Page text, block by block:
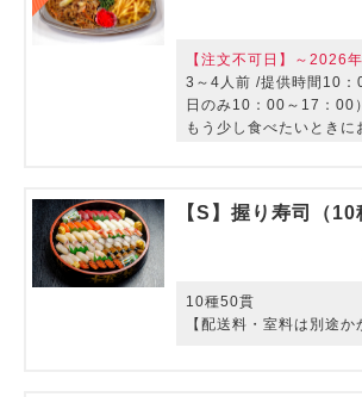
【注文不可日】～2026
3～4人前 /提供時間10
日のみ10：00～17：00）
もう少し食べたいときに
【S】握り寿司（10
10種50貫
【配送料・室料は別途か